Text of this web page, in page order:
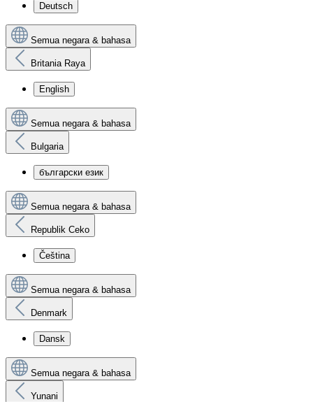
Deutsch
Semua negara & bahasa
Britania Raya
English
Semua negara & bahasa
Bulgaria
български език
Semua negara & bahasa
Republik Ceko
Čeština
Semua negara & bahasa
Denmark
Dansk
Semua negara & bahasa
Yunani